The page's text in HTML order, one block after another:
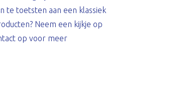
te toetsten aan een klassiek
Neem een kijkje op
op voor meer